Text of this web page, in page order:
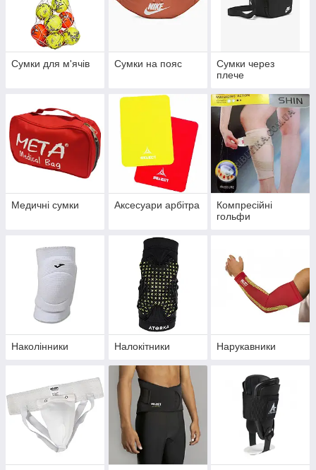
Сумки для м'ячів Сумки на пояс
Сумки через
плече
Медичні сумки Аксесуари арбітра
Компресійні
гольфи
Наколінники Налокітники Нарукавники